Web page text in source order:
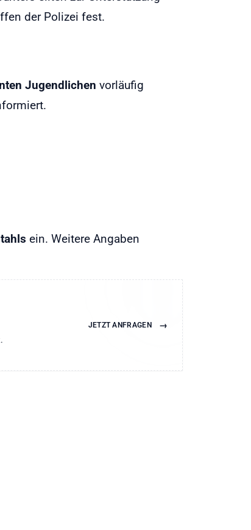
der Polizei fest.
Jugendlichen vorläufig
ein. Weitere Angaben
JETZT ANFRAGEN →